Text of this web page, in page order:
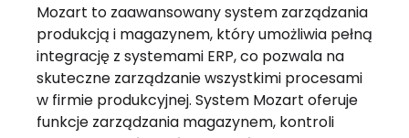
Mozart to zaawansowany system zarządzania
produkcją i magazynem, który umożliwia pełną
integrację z systemami ERP, co pozwala na
skuteczne zarządzanie wszystkimi procesami
w firmie produkcyjnej. System Mozart oferuje
funkcje zarządzania magazynem, kontroli